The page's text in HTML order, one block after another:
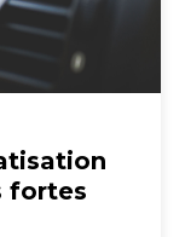
fortes